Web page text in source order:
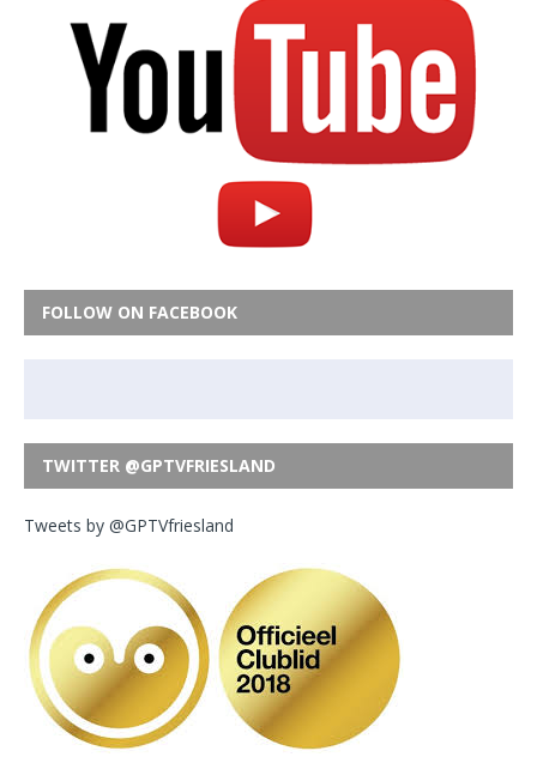
FOLLOW ON FACEBOOK
TWITTER @GPTVFRIESLAND
Tweets by @GPTVfriesland